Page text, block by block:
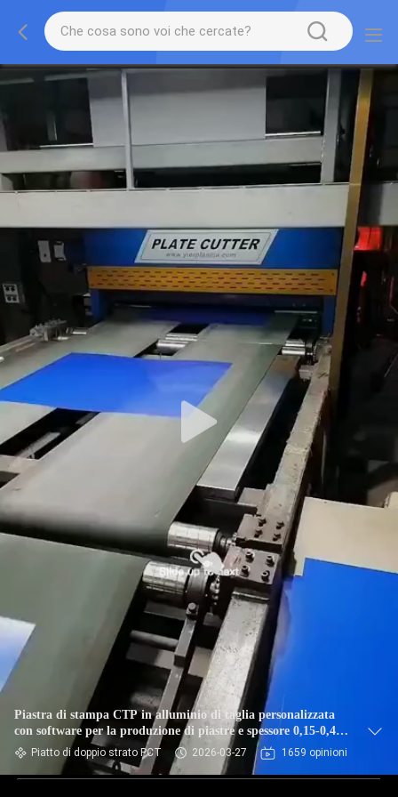
Piastra di stampa CTP in alluminio di taglia personalizzata
con software per la produzione di piastre e spessore 0,15-0,40
mmPiatto di doppio strato PCT 2026-03-27 1659 opinioni